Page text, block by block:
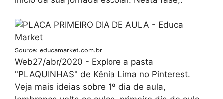
Source: educamarket.com.br
Web27/abr/2020 - Explore a pasta
"PLAQUINHAS" de Kênia Lima no Pinterest.
Veja mais ideias sobre 1º dia de aula,